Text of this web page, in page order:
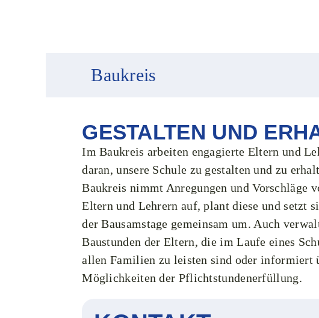
Baukreis
GESTALTEN UND
Im Baukreis arbeiten engagierte Eltern und
daran, unsere Schule zu gestalten und zu
Baukreis nimmt Anregungen und Vorschläge
Eltern und Lehrern auf, plant diese und setzt
der Bausamstage gemeinsam um. Auch
Baustunden der Eltern, die im Laufe eines
allen Familien zu leisten sind oder informiert
Möglichkeiten der Pflichtstundenerfüllung.